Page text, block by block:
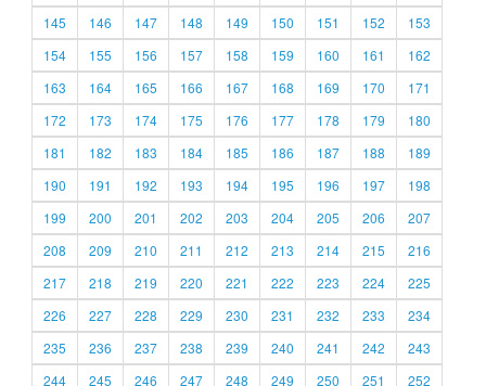
145
146 147 148 149 150 151 152
153
154
155 156 157 158 159 160 161
162
163
164 165 166 167 168 169 170
171
172
173 174 175 176 177 178 179
180
181
182 183 184 185 186 187 188
189
190
191 192 193 194 195 196 197
198
199
200 201 202 203 204 205 206
207
208
209 210 211 212 213 214 215
216
217
218 219 220 221 222 223 224
225
226
227 228 229 230 231 232 233
234
235
236 237 238 239 240 241 242
243
244
245 246 247 248 249 250 251 252